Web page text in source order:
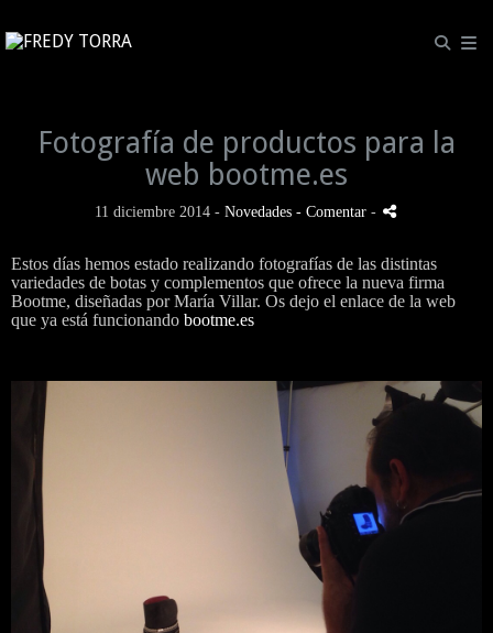
Fotografía de productos para la
web bootme.es
11 diciembre 2014 - Novedades - Comentar -
Estos días hemos estado realizando fotografías de las distintas
variedades de botas y complementos que ofrece la nueva firma
Bootme, diseñadas por María Villar. Os dejo el enlace de la web
que ya está funcionando bootme.es